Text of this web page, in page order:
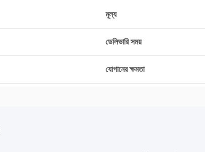
মূল্য
ডেলিভারি সময়
যোগানের ক্ষমতা